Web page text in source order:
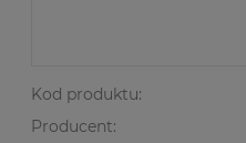
Kod produktu:
Producent: